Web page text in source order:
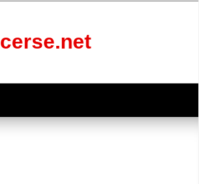
cerse.net